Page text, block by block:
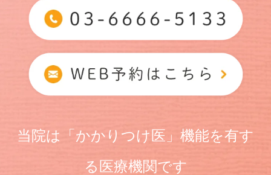
当院は「かかりつけ医」機能を有す
る医療機関です